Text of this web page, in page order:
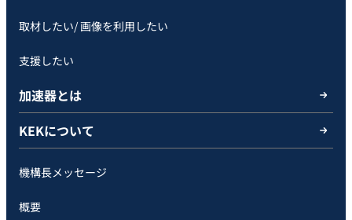
取材したい/ 画像を利用したい
支援したい
加速器とは
KEKについて
機構長メッセージ
概要